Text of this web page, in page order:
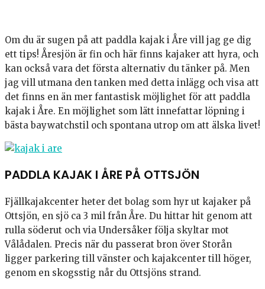
Om du är sugen på att paddla kajak i Åre vill jag ge dig
ett tips! Åresjön är fin och här finns kajaker att hyra, och
kan också vara det första alternativ du tänker på. Men
jag vill utmana den tanken med detta inlägg och visa att
det finns en än mer fantastisk möjlighet för att paddla
kajak i Åre. En möjlighet som lätt innefattar löpning i
bästa baywatchstil och spontana utrop om att älska livet!
PADDLA KAJAK I ÅRE PÅ OTTSJÖN
Fjällkajakcenter heter det bolag som hyr ut kajaker på
Ottsjön, en sjö ca 3 mil från Åre. Du hittar hit genom att
rulla söderut och via Undersåker följa skyltar mot
Vålådalen. Precis när du passerat bron över Storån
ligger parkering till vänster och kajakcenter till höger,
genom en skogsstig når du Ottsjöns strand.